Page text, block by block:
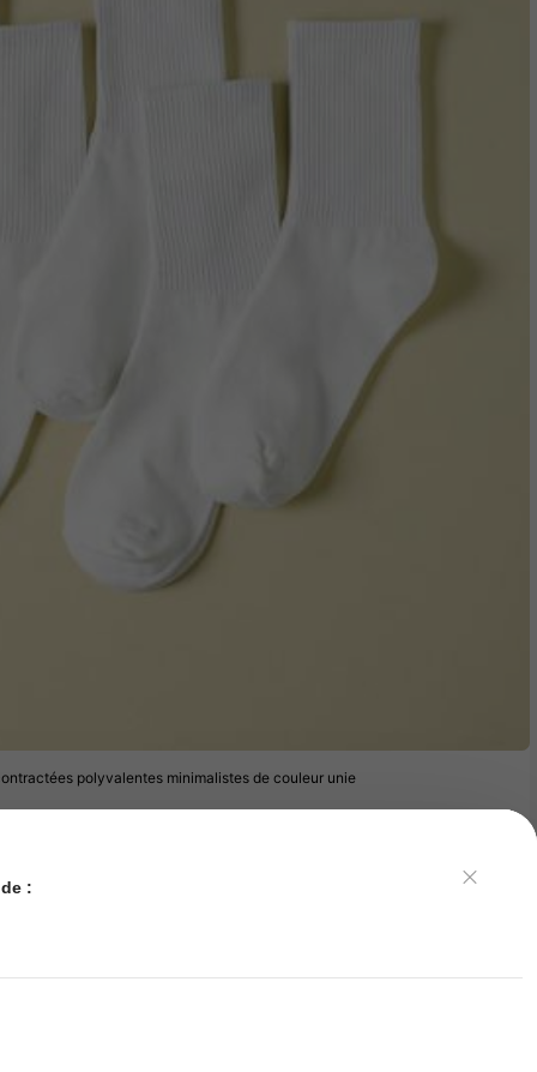
polyvalentes minimalistes de couleur unie
: